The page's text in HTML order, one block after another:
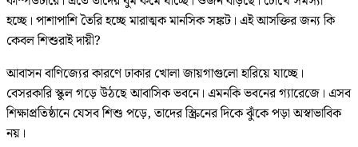
হচ্ছে। পাশাপাশি তৈরি হচ্ছে মারাত্মক মানসিক সঙ্কট। এই আসক্তির জন্য কি
কেবল শিশুরাই দায়ী?
আবাসন বাণিজ্যের কারণে ঢাকার খোলা জায়গাগুলো হারিয়ে যাচ্ছে।
বেসরকারি স্কুল গড়ে উঠছে আবাসিক ভবনে। এমনকি ভবনের গ্যারেজে। এসব
শিক্ষাপ্রতিষ্ঠানে যেসব শিশু পড়ে, তাদের স্ক্রিনের দিকে ঝুঁকে পড়া অস্বাভাবিক
নয়।